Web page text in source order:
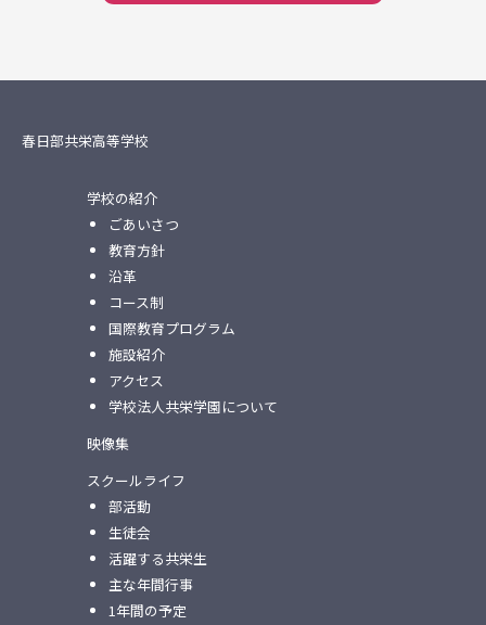
春日部共栄高等学校
学校の紹介
ごあいさつ
教育方針
沿革
コース制
国際教育プログラム
施設紹介
アクセス
学校法人共栄学園について
映像集
スクールライフ
部活動
生徒会
活躍する共栄生
主な年間行事
1年間の予定